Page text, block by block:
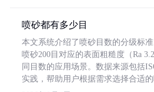
喷砂都有多少目
本文系统介绍了喷砂目数的分级标
喷砂200目对应的表面粗糙度（Ra
同目数的应用场景。数据来源包括
实践，帮助用户根据需求选择合适的